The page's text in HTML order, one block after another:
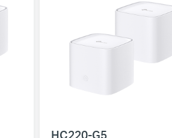
HC220-G5